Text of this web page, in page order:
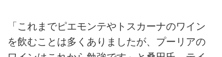
「これまでピエモンテやトスカーナのワイン
を飲むことは多くありましたが、プーリアの